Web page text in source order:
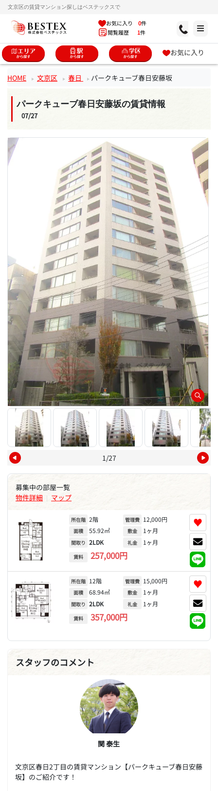
文京区の賃貸マンション探しはベステックスで
お気に入り 0件
閲覧履歴 1件
お気に入り
HOME 文京区 春日 パークキューブ春日安藤坂
パークキューブ春日安藤坂の賃貸情報
07/27
1/27
募集中の部屋一覧
物件詳細 | マップ
所在階 2階
面積 55.92㎡
間取り 2LDK
賃料 257,000円
管理費 12,000円
敷金 1ヶ月
礼金 1ヶ月
♥
所在階 12階
面積 68.94㎡
間取り 2LDK
賃料 357,000円
管理費 15,000円
敷金 1ヶ月
礼金 1ヶ月
♥
スタッフのコメント
関 泰生
文京区春日2丁目の賃貸マンション【パークキューブ春日安藤
坂】のご紹介です！